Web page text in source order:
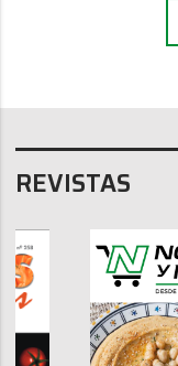
REVISTAS